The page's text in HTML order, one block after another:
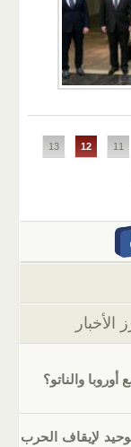
11
12
13
الأخبار
والناتو؟
لإيقاف الحرب